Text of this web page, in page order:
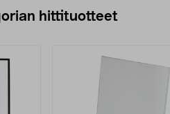
hittituotteet